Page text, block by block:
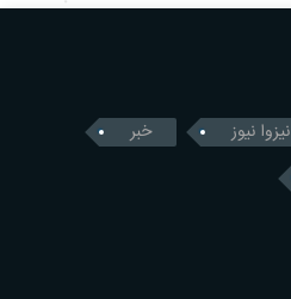
نیزوا نیوز
خبر